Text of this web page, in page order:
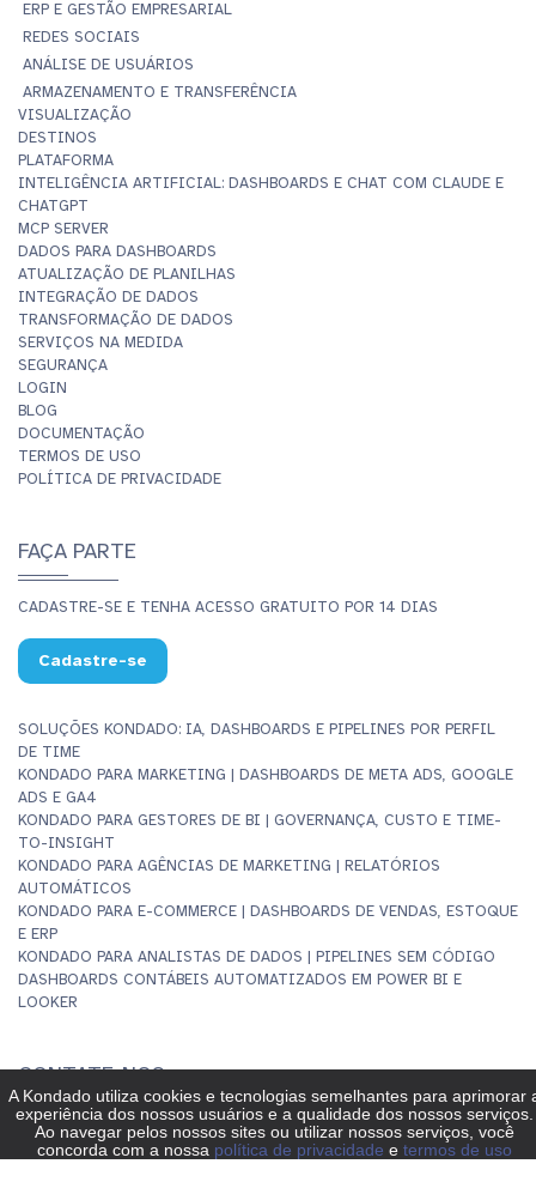
ERP E GESTÃO EMPRESARIAL
REDES SOCIAIS
ANÁLISE DE USUÁRIOS
ARMAZENAMENTO E TRANSFERÊNCIA
VISUALIZAÇÃO
DESTINOS
PLATAFORMA
INTELIGÊNCIA ARTIFICIAL: DASHBOARDS E CHAT COM CLAUDE E
CHATGPT
MCP SERVER
DADOS PARA DASHBOARDS
ATUALIZAÇÃO DE PLANILHAS
INTEGRAÇÃO DE DADOS
TRANSFORMAÇÃO DE DADOS
SERVIÇOS NA MEDIDA
SEGURANÇA
LOGIN
BLOG
DOCUMENTAÇÃO
TERMOS DE USO
POLÍTICA DE PRIVACIDADE
FAÇA PARTE
CADASTRE-SE E TENHA ACESSO GRATUITO POR 14 DIAS
Cadastre-se
SOLUÇÕES KONDADO: IA, DASHBOARDS E PIPELINES POR PERFIL
DE TIME
KONDADO PARA MARKETING | DASHBOARDS DE META ADS, GOOGLE
ADS E GA4
KONDADO PARA GESTORES DE BI | GOVERNANÇA, CUSTO E TIME-
TO-INSIGHT
KONDADO PARA AGÊNCIAS DE MARKETING | RELATÓRIOS
AUTOMÁTICOS
KONDADO PARA E-COMMERCE | DASHBOARDS DE VENDAS, ESTOQUE
E ERP
KONDADO PARA ANALISTAS DE DADOS | PIPELINES SEM CÓDIGO
DASHBOARDS CONTÁBEIS AUTOMATIZADOS EM POWER BI E
LOOKER
CONTATE-NOS
INFO@KONDADO.COM.BR